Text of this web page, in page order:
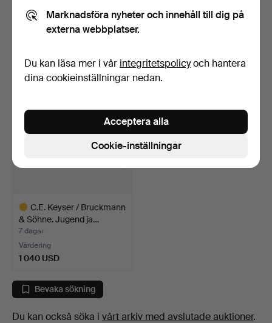
Jensen & Wendel, par…
Dumenil, toalettset…
C.E. Keyser / Bruckmann
& Söhne. Jugend ja…
7 dagar
Värdering
1 040 USD
föremålBevaka sökning
Du kan också söka i vårt arkiv med avslutade auktioner.
Marknadsföra nyheter och innehåll till dig på
externa webbplatser.
Du kan läsa mer i vår integritetspolicyoch hantera
dina cookieinställningar nedan.
Cookie-inställningar
Acceptera alla